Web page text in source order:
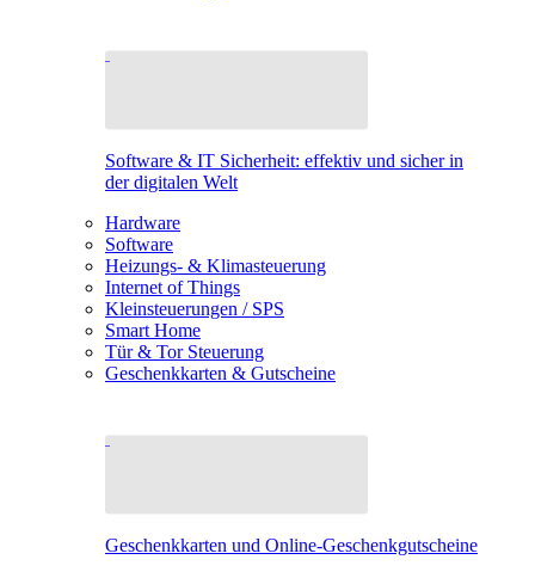
Software & IT Sicherheit: effektiv und sicher in
der digitalen Welt
Hardware
Software
Heizungs- & Klimasteuerung
Internet of Things
Kleinsteuerungen / SPS
Smart Home
Tür & Tor Steuerung
Geschenkkarten & Gutscheine
Geschenkkarten und Online-Geschenkgutscheine